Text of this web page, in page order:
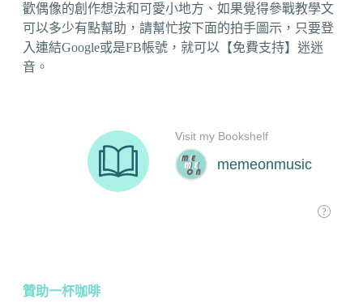
歡偶像的創作想法和可愛小地方、如果覺得參戰教學文
可以多少有點幫助，請幫忙按下面的拍手圖示，只要登
入連結Google或是FB帳號，就可以【免費支持】迷迷
音。
贊助一杯咖啡